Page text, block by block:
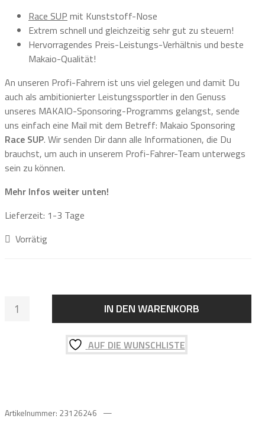
Race SUP mit Kunststoff-Nose
Extrem schnell und gleichzeitig sehr gut zu steuern!
Hervorragendes Preis-Leistungs-Verhältnis und beste
Makaio-Qualität!
An unseren Profi-Fahrern ist uns viel gelegen und damit Du
auch als ambitionierter Leistungssportler in den Genuss
unseres MAKAIO-Sponsoring-Programms gelangst, sende
uns einfach eine Mail mit dem Betreff: Makaio Sponsoring
Race SUP. Wir senden Dir dann alle Informationen, die Du
brauchst, um auch in unserem Profi-Fahrer-Team unterwegs
sein zu können.
Mehr Infos weiter unten!
Lieferzeit: 1-3 Tage
Vorrätig
MAKAIO
RACE
BOARD
IN DEN WARENKORB
AUF DIE WUNSCHLISTE
Artikelnummer: 23126246